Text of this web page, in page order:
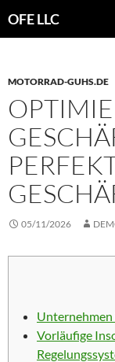
OFE LLC
MOTORRAD-GUHS.DE
05/11/2026
Unternehmen
Vorläufige